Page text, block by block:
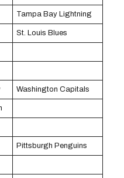
Tampa Bay Lightning
St. Louis Blues
Washington Capitals
Pittsburgh Penguins